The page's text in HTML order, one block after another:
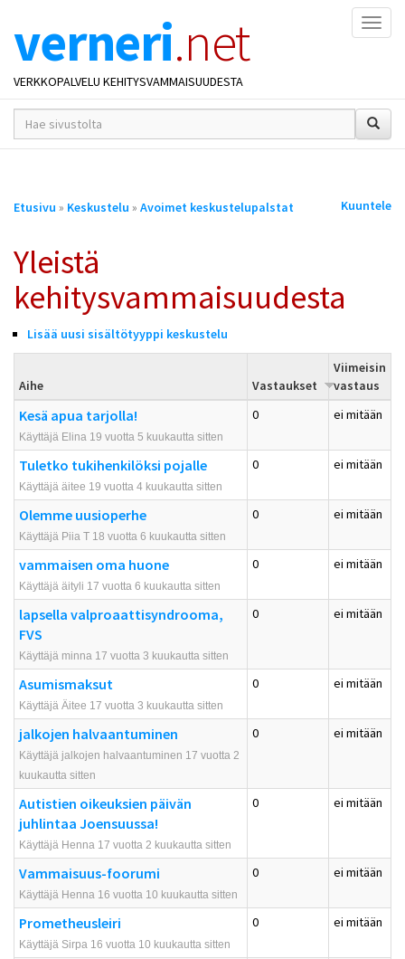
verneri.net
VERKKOPALVELU KEHITYSVAMMAISUUDESTA
hakusana(t)
*
Olet
Etusivu » Keskustelu » Avoimet keskustelupalstat Kuuntele
Yleistä
kehitysvammaisuudesta
Lisää uusi sisältötyyppi keskustelu
Aihe Vastaukset
Viimeisin
vastaus
Kesä apua tarjolla!
Käyttäjä Elina 19 vuotta 5 kuukautta sitten
0 ei mitään
Tuletko tukihenkilöksi pojalle
Käyttäjä äitee 19 vuotta 4 kuukautta sitten
0 ei mitään
Olemme uusioperhe
Käyttäjä Piia T 18 vuotta 6 kuukautta sitten
0 ei mitään
vammaisen oma huone
Käyttäjä äityli 17 vuotta 6 kuukautta sitten
0 ei mitään
lapsella valproaattisyndrooma,
FVS
Käyttäjä minna 17 vuotta 3 kuukautta sitten
0 ei mitään
Asumismaksut
Käyttäjä Äitee 17 vuotta 3 kuukautta sitten
0 ei mitään
jalkojen halvaantuminen
Käyttäjä jalkojen halvaantuminen 17 vuotta 2
kuukautta sitten
0 ei mitään
Autistien oikeuksien päivän
juhlintaa Joensuussa!
Käyttäjä Henna 17 vuotta 2 kuukautta sitten
0 ei mitään
Vammaisuus-foorumi
Käyttäjä Henna 16 vuotta 10 kuukautta sitten
0 ei mitään
Prometheusleiri
Käyttäjä Sirpa 16 vuotta 10 kuukautta sitten
0 ei mitään